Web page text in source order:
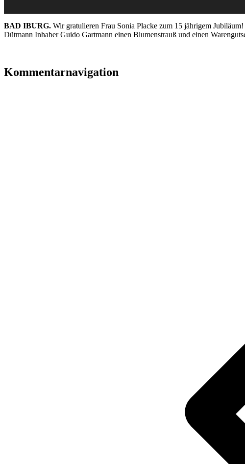
BAD IBURG. Wir gratulieren Frau Sonia Placke zum 15 jährigem
Dütmann Inhaber Guido Gartmann einen Blumenstrauß und einen
Kommentarnavigation